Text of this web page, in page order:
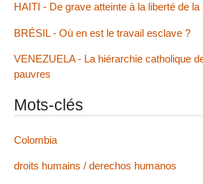
HAITI - De grave atteinte à la liberté de la
BRÉSIL - Où en est le travail esclave ?
VENEZUELA - La hiérarchie catholique
pauvres
Mots-clés
Colombia
droits humains / derechos humanos